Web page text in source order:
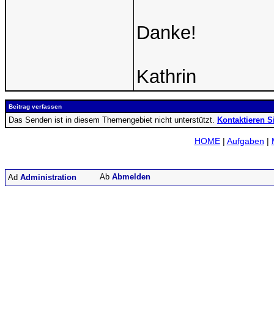
Danke!
Kathrin
Beitrag verfassen
Das Senden ist in diesem Themengebiet nicht unterstützt. Kontaktieren
HOME| Aufgaben |
Administration Abmelden